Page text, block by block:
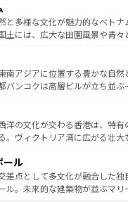
しい。
と評判のスイーツなど、バラエ
が味わえる。 なお、新着の台湾情報は コ
い。
足を延ばせば四季折々の自然美
して、キムチや焼肉、絶品のス
ざまな韓国料理が待っている。
まれながら、韓国の多彩な魅力
わってみてほしい。 なお、新着の韓国情
てほしい。
と多様な文化が魅力的なベトナ
土には、広大な田園風景や青々
と共に伝統が息づく。ハノイの
のフランス統治時代の建物も、
いる。また、バラエティの豊か
ーやバインミー、ベトナムコー
わいたい。どの地域を訪れても
迎えてくれるので、きっと忘れ
しい。
南アジアに位置する豊かな自然
バンコクは高層ビルが立ち並ぶ
差している。北部ではチェンマ
触れ合い、南部ではプーケット
リゾート気分を楽しむことがで
候は一年中温暖で、どの季節に
る。親しみやすいタイの人々、
して多様な観光資源が、訪れる
洋の文化が交わる香港は、特有
。ヴィクトリア湾に広がる壮大
訪れても感動するはず。観光ス
率よく見どころを回れるのも魅
ら文化的な体験まで、香港を存
ール
差点として多文化が融合した独
ル。未来的な建築物が並ぶマリ